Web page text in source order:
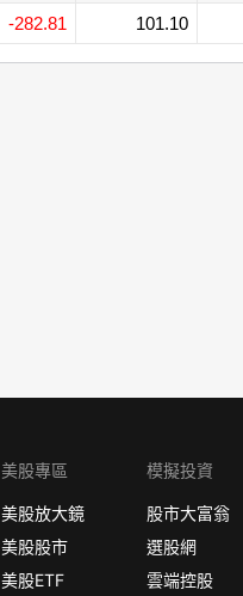
-282.81 101.10
美股專區
美股放大鏡
美股股市
美股ETF
模擬投資
股市大富翁
選股網
雲端控股